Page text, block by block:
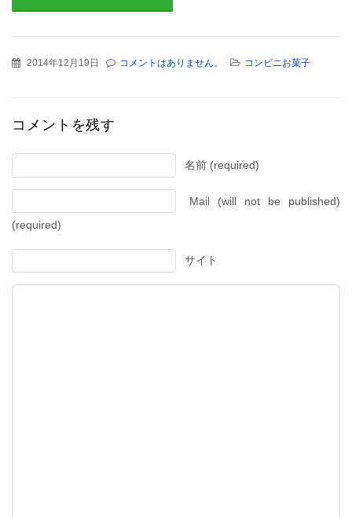
2014年12月19日 コメントはありません。 コンビニお菓子
コメントを残す
名前 (required)
Mail (will not be published)
(required)
サイト